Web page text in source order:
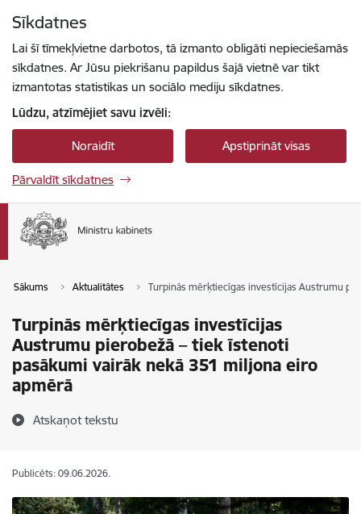
Sīkdatnes
Lai šī tīmekļvietne darbotos, tā izmanto obligāti nepieciešamās
sīkdatnes. Ar Jūsu piekrišanu papildus šajā vietnē var tikt
izmantotas statistikas un sociālo mediju sīkdatnes.
Lūdzu, atzīmējiet savu izvēli:
Noraidīt Apstiprināt visas
Pārvaldīt sīkdatnes
Sākums Aktualitātes Turpinās mērķtiecīgas investīcijas Austrumu
Turpinās mērķtiecīgas investīcijas
Austrumu pierobežā – tiek īstenoti
pasākumi vairāk nekā 351 miljona eiro
apmērā
Atskaņot tekstu
Publicēts: 09.06.2026.